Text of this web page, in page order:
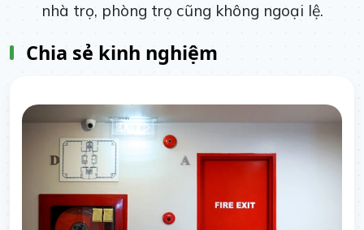
nhà trọ, phòng trọ cũng không ngoại lệ.
Chia sẻ kinh nghiệm